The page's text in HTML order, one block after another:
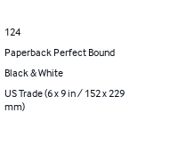
124
Paperback Perfect Bound
Black & White
US Trade (6 x 9 in / 152 x 229
mm)